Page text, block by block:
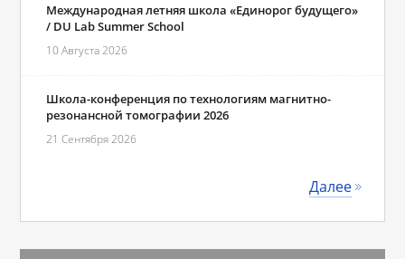
Международная летняя школа «Единорог будущего»
/ DU Lab Summer School
10 Августа 2026
Школа-конференция по технологиям магнитно-
резонансной томографии 2026
21 Сентября 2026
Далее